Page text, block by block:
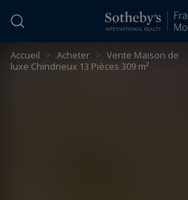
Accueil > Acheter > Vente Maison de
luxe Chindrieux 13 Pièces 309 m²